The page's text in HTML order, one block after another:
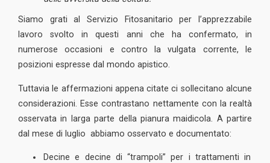
Siamo grati al Servizio Fitosanitario per l’apprezzabile
lavoro svolto in questi anni che ha confermato, in
numerose occasioni e contro la vulgata corrente, le
posizioni espresse dal mondo apistico.
Tuttavia le affermazioni appena citate ci sollecitano alcune
considerazioni. Esse contrastano nettamente con la realtà
osservata in larga parte della pianura maidicola. A partire
dal mese di luglio abbiamo osservato e documentato:
Decine e decine di “trampoli” per i trattamenti in